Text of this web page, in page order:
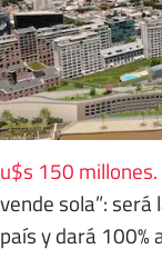
u$s 150 millones.
vende sola”:
país y dará 100%